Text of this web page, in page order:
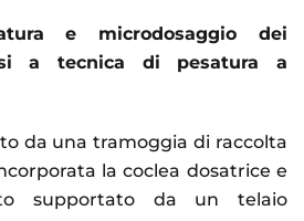
e microdosaggio dei
a tecnica di pesatura a
da una tramoggia di raccolta
la coclea dosatrice e
supportato da un telaio